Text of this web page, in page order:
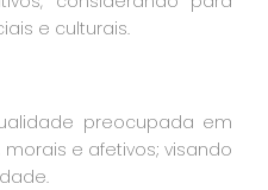
e culturais.
preocupada em
e afetivos; visando